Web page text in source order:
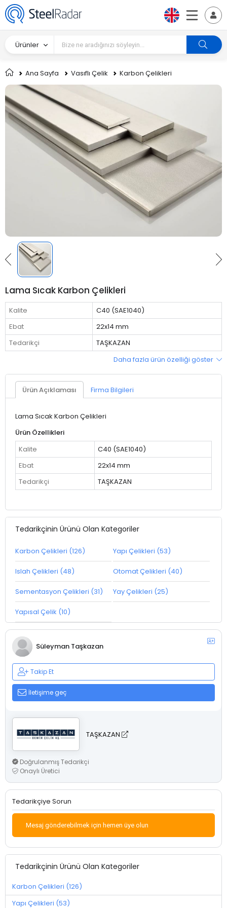
Ürünler
Ana Sayfa Vasıflı Çelik Karbon Çelikleri
Lama Sıcak Karbon Çelikleri
Kalite
C40 (SAE1040)
Ebat
22x14 mm
Tedarikçi
TAŞKAZAN
Daha fazla ürün özelliği göster
Ürün Açıklaması Firma Bilgileri
Lama Sıcak Karbon Çelikleri
Ürün Özellikleri
Kalite
C40 (SAE1040)
Ebat
22x14 mm
Tedarikçi
TAŞKAZAN
Tedarikçinin Ürünü Olan Kategoriler
Karbon Çelikleri (126) Yapı Çelikleri (53)
Islah Çelikleri (48) Otomat Çelikleri (40)
Sementasyon Çelikleri (31) Yay Çelikleri (25)
Yapısal Çelik (10)
Süleyman Taşkazan
Takip Et
İletişime geç
TAŞKAZAN
Doğrulanmış Tedarikçi
Onaylı Üretici
Tedarikçiye Sorun
Mesaj gönderebilmek için hemen üye olun
Tedarikçinin Ürünü Olan Kategoriler
Karbon Çelikleri (126)
Yapı Çelikleri (53)